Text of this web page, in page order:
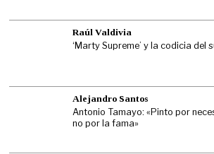
Raúl Valdivia
‘Marty Supreme’ y la codicia del
Alejandro Santos
Antonio Tamayo: «Pinto por
no por la fama»